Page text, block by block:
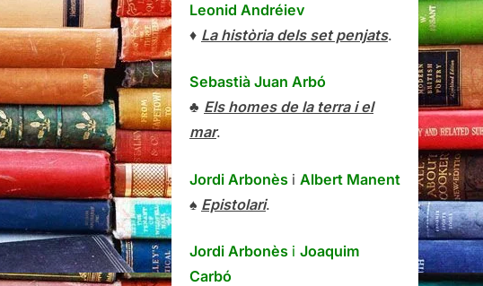
Leonid Andréiev
♦ La història dels set penjats.
Sebastià Juan Arbó
♣ Els homes de la terra i el
mar.
Jordi Arbonès i Albert Manent
♠ Epistolari.
Jordi Arbonès i Joaquim
Carbó